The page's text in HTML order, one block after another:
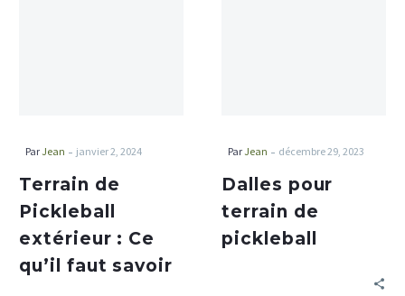
ParJean -janvier 2, 2024
Terrain de
Pickleball
extérieur : Ce
qu’il faut savoir
ParJean - décembre 29, 2023
Dalles pour
terrain de
pickleball